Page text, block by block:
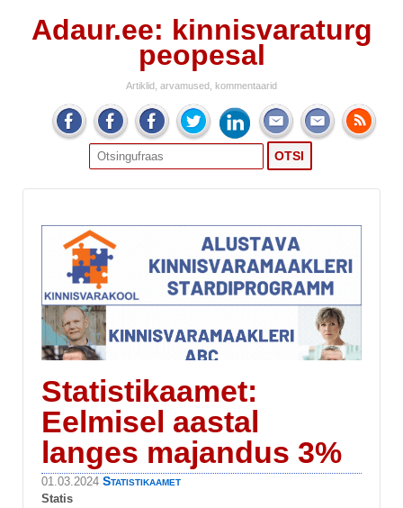
Adaur.ee: kinnisvaraturg
peopesal
Artiklid, arvamused, kommentaarid
Search
for:
Statistikaamet:
Eelmisel aastal
langes majandus 3%
01.03.2024 Statistikaamet
Statis